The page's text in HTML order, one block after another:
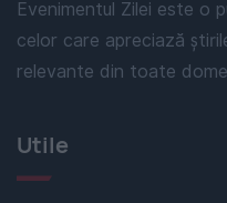
Evenimentul Zilei este o
celor care apreciază
relevante din toate
Utile